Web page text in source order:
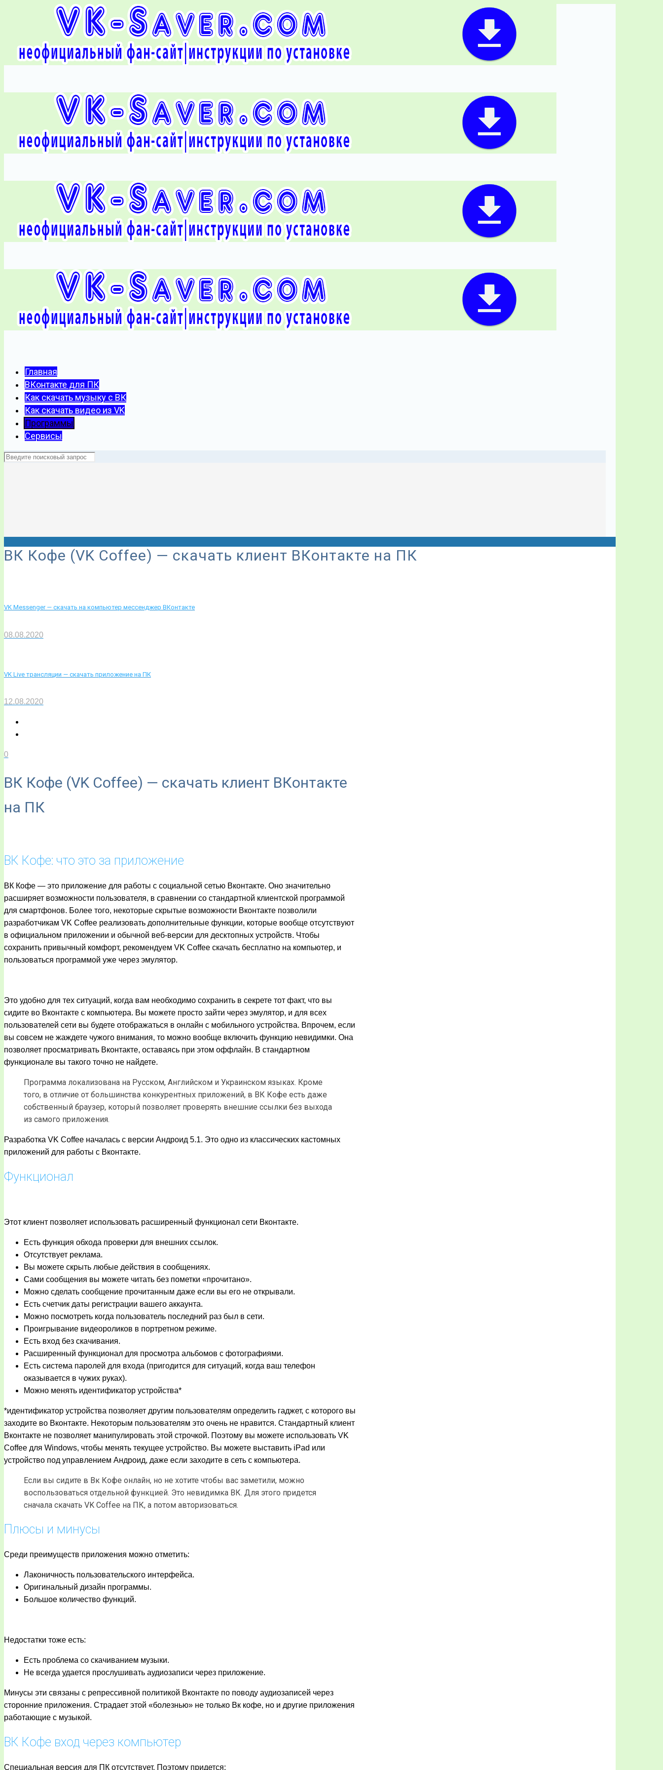
Главная
ВКонтакте для ПК
Как скачать музыку с ВК
Как скачать видео из VK
Программы
Сервисы
ВК Кофе (VK Coffee) — скачать клиент ВКонтакте на ПК
VK Messenger — скачать на компьютер мессенджер ВКонтакте
08.08.2020
VK Live трансляции — скачать приложение на ПК
12.08.2020
0
ВК Кофе (VK Coffee) — скачать клиент ВКонтакте
на ПК
ВК Кофе: что это за приложение
ВК Кофе — это приложение для работы с социальной сетью Вконтакте. Оно значительно
расширяет возможности пользователя, в сравнении со стандартной клиентской программой
для смартфонов. Более того, некоторые скрытые возможности Вконтакте позволили
разработчикам VK Coffee реализовать дополнительные функции, которые вообще отсутствуют
в официальном приложении и обычной веб-версии для десктопных устройств. Чтобы
сохранить привычный комфорт, рекомендуем VK Coffee скачать бесплатно на компьютер, и
пользоваться программой уже через эмулятор.
Это удобно для тех ситуаций, когда вам необходимо сохранить в секрете тот факт, что вы
сидите во Вконтакте с компьютера. Вы можете просто зайти через эмулятор, и для всех
пользователей сети вы будете отображаться в онлайн с мобильного устройства. Впрочем, если
вы совсем не жаждете чужого внимания, то можно вообще включить функцию невидимки. Она
позволяет просматривать Вконтакте, оставаясь при этом оффлайн. В стандартном
функционале вы такого точно не найдете.
Программа локализована на Русском, Английском и Украинском языках. Кроме
того, в отличие от большинства конкурентных приложений, в ВК Кофе есть даже
собственный браузер, который позволяет проверять внешние ссылки без выхода
из самого приложения.
Разработка VK Coffee началась с версии Андроид 5.1. Это одно из классических кастомных
приложений для работы с Вконтакте.
Функционал
Этот клиент позволяет использовать расширенный функционал сети Вконтакте.
Есть функция обхода проверки для внешних ссылок.
Отсутствует реклама.
Вы можете скрыть любые действия в сообщениях.
Сами сообщения вы можете читать без пометки «прочитано».
Можно сделать сообщение прочитанным даже если вы его не открывали.
Есть счетчик даты регистрации вашего аккаунта.
Можно посмотреть когда пользователь последний раз был в сети.
Проигрывание видеороликов в портретном режиме.
Есть вход без скачивания.
Расширенный функционал для просмотра альбомов с фотографиями.
Есть система паролей для входа (пригодится для ситуаций, когда ваш телефон
оказывается в чужих руках).
Можно менять идентификатор устройства*
*идентификатор устройства позволяет другим пользователям определить гаджет, с которого вы
заходите во Вконтакте. Некоторым пользователям это очень не нравится. Стандартный клиент
Вконтакте не позволяет манипулировать этой строчкой. Поэтому вы можете использовать VK
Coffee для Windows, чтобы менять текущее устройство. Вы можете выставить iPad или
устройство под управлением Андроид, даже если заходите в сеть с компьютера.
Если вы сидите в Вк Кофе онлайн, но не хотите чтобы вас заметили, можно
воспользоваться отдельной функцией. Это невидимка ВК. Для этого придется
сначала скачать VK Coffee на ПК, а потом авторизоваться.
Плюсы и минусы
Среди преимуществ приложения можно отметить:
Лаконичность пользовательского интерфейса.
Оригинальный дизайн программы.
Большое количество функций.
Недостатки тоже есть:
Есть проблема со скачиванием музыки.
Не всегда удается прослушивать аудиозаписи через приложение.
Минусы эти связаны с репрессивной политикой Вконтакте по поводу аудиозаписей через
сторонние приложения. Страдает этой «болезнью» не только Вк кофе, но и другие приложения
работающие с музыкой.
ВК Кофе вход через компьютер
Специальная версия для ПК отсутствует. Поэтому придется: